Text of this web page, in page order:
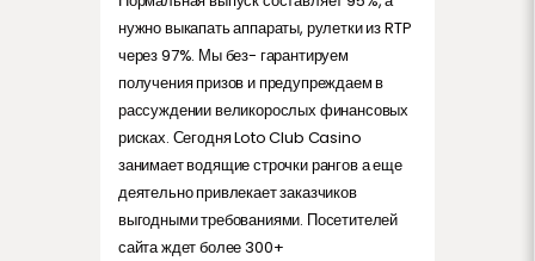
нужно выкапать аппараты, рулетки из RTP
через 97%. Мы без- гарантируем
получения призов и предупреждаем в
рассуждении великорослых финансовых
рисках. Сегодня Loto Club Casino
занимает водящие строчки рангов а еще
деятельно привлекает заказчиков
выгодными требованиями. Посетителей
сайта ждет более 300+